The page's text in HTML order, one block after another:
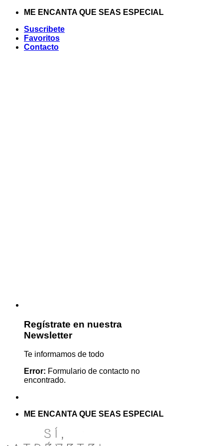
Saltar
contenido
ME ENCANTA QUE SEAS ESPECIAL
Suscribete
Favoritos
Contacto
Regístrate en nuestra
Newsletter
Te informamos de todo
Error: Formulario de contacto no
encontrado.
ME ENCANTA QUE SEAS ESPECIAL